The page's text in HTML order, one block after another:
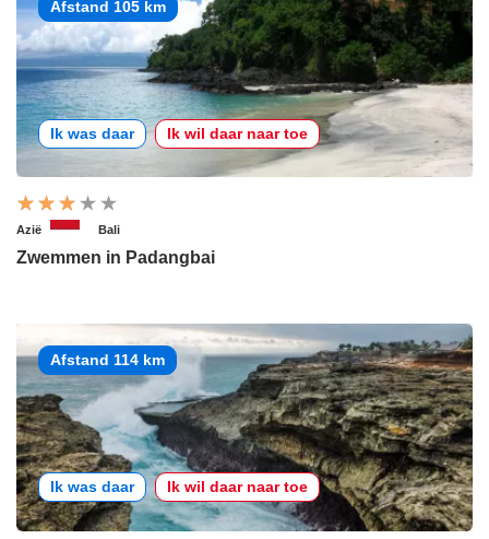
Afstand 105 km
Ik was daar Ik wil daar naar toe
Azië Bali
Zwemmen in Padangbai
Afstand 114 km
Ik was daar Ik wil daar naar toe